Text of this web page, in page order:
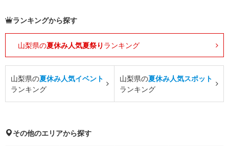
ランキングから探す
山梨県の夏休み人気夏祭り ランキング
山梨県の夏休み人気イベント
ランキング
山梨県の夏休み人気スポット
ランキング
その他のエリアから探す